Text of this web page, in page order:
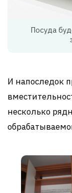
Посуда
И напоследок
несколько